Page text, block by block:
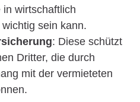
wirtschaftlich
sein kann.
: Diese schützt
Dritter, die durch
mit der vermieteten